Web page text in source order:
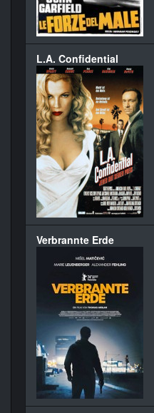
L.A. Confidential
Verbrannte Erde